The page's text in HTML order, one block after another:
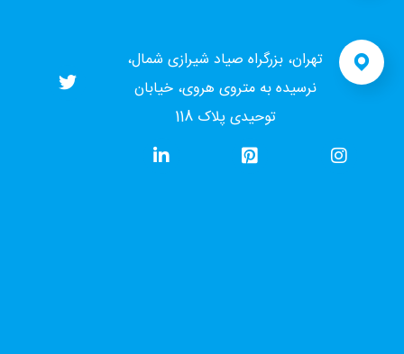
تهران، بزرگراه صیاد شیرازی شمال،
نرسیده به متروی هروی، خیابان
توحیدی پلاک 118